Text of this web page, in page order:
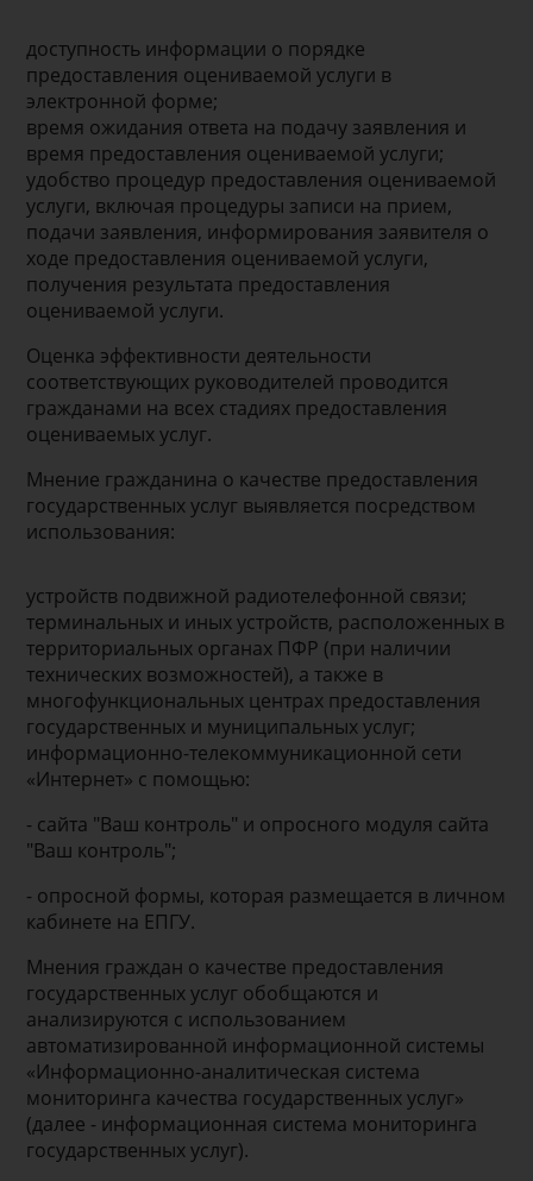
доступность информации о порядке
предоставления оцениваемой услуги в
электронной форме;
время ожидания ответа на подачу заявления и
время предоставления оцениваемой услуги;
удобство процедур предоставления оцениваемой
услуги, включая процедуры записи на прием,
подачи заявления, информирования заявителя о
ходе предоставления оцениваемой услуги,
получения результата предоставления
оцениваемой услуги.
Оценка эффективности деятельности
соответствующих руководителей проводится
гражданами на всех стадиях предоставления
оцениваемых услуг.
Мнение гражданина о качестве предоставления
государственных услуг выявляется посредством
использования:
устройств подвижной радиотелефонной связи;
терминальных и иных устройств, расположенных в
территориальных органах ПФР (при наличии
технических возможностей), а также в
многофункциональных центрах предоставления
государственных и муниципальных услуг;
информационно-телекоммуникационной сети
«Интернет» с помощью:
- сайта "Ваш контроль" и опросного модуля сайта
"Ваш контроль";
- опросной формы, которая размещается в личном
кабинете на ЕПГУ.
Мнения граждан о качестве предоставления
государственных услуг обобщаются и
анализируются с использованием
автоматизированной информационной системы
«Информационно-аналитическая система
мониторинга качества государственных услуг»
(далее - информационная система мониторинга
государственных услуг).